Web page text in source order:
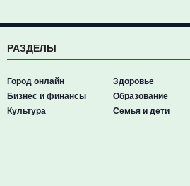
РАЗДЕЛЫ
Город онлайн
Бизнес и финансы
Культура
Здоровье
Образование
Семья и дети